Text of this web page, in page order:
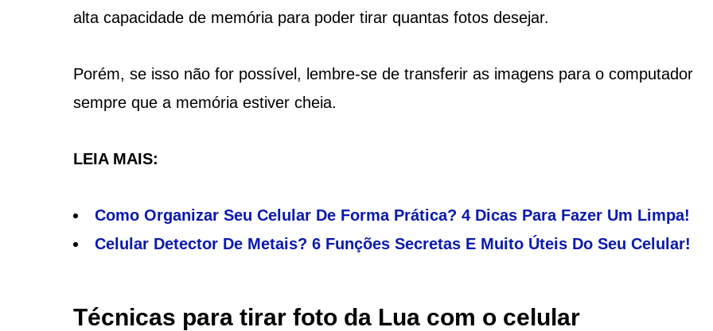
alta capacidade de memória para poder tirar quantas fotos desejar.
Porém, se isso não for possível, lembre-se de transferir as imagens para o computador
sempre que a memória estiver cheia.
LEIA MAIS:
Como Organizar Seu Celular De Forma Prática? 4 Dicas Para Fazer Um Limpa!
Celular Detector De Metais? 6 Funções Secretas E Muito Úteis Do Seu Celular!
Técnicas para tirar foto da Lua com o celular